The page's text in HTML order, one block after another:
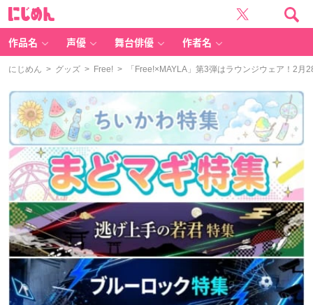
作品名 声優 舞台俳優 作者名
にじめん > グッズ > Free! > 「Free!×MAYLA」第3弾はラウンジウェア！2月